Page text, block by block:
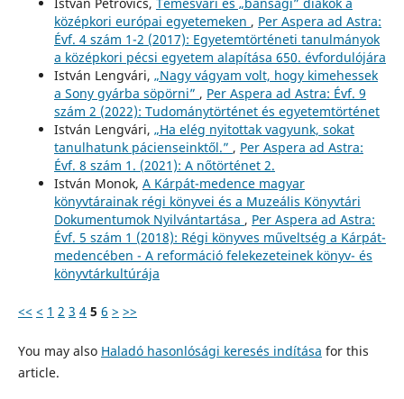
István Petrovics, Temesvári és „bánsági” diákok a
középkori európai egyetemeken , Per Aspera ad Astra:
Évf. 4 szám 1-2 (2017): Egyetemtörténeti tanulmányok
a középkori pécsi egyetem alapítása 650. évfordulójára
István Lengvári, „Nagy vágyam volt, hogy kimehessek
a Sony gyárba söpörni” , Per Aspera ad Astra: Évf. 9
szám 2 (2022): Tudománytörténet és egyetemtörténet
István Lengvári, „Ha elég nyitottak vagyunk, sokat
tanulhatunk pácienseinktől.” , Per Aspera ad Astra:
Évf. 8 szám 1. (2021): A nőtörténet 2.
István Monok, A Kárpát-medence magyar
könyvtárainak régi könyvei és a Muzeális Könyvtári
Dokumentumok Nyilvántartása , Per Aspera ad Astra:
Évf. 5 szám 1 (2018): Régi könyves műveltség a Kárpát-
medencében - A reformáció felekezeteinek könyv- és
könyvtárkultúrája
<< < 1 2 3 4 5 6 > >>
You may also Haladó hasonlósági keresés indítása for this
article.